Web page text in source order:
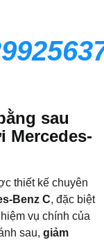
sau
Mercedes-
thiết kế chuyên
Benz C, đặc biệt
vụ chính của
sau, giảm